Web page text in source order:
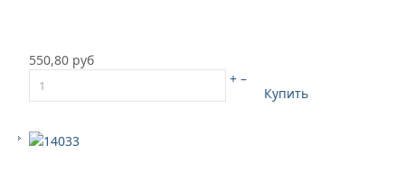
550,80 руб
+ –
Купить